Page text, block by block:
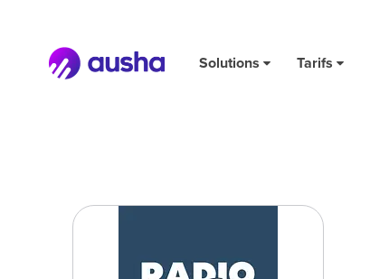
Solutions Tarifs